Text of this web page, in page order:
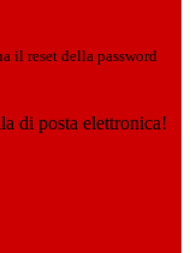
il reset della password
di posta elettronica!